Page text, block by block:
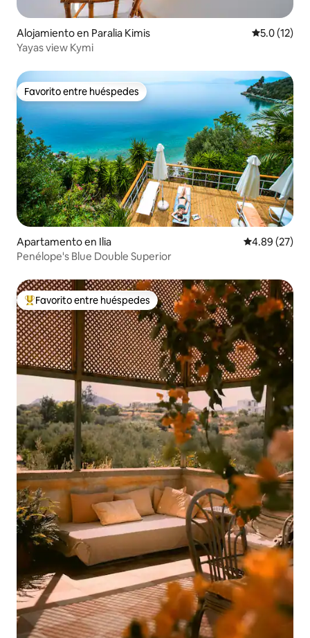
Alojamiento en Paralia Kimis Calificación
5.0 (12)
Yayas view Kymi
Favorito entre huéspedes
Favorito entre huéspedes
Apartamento en Ilia Calificación
4.89 (27)
Penélope's Blue Double Superior
Favorito entre huéspedes preferido
Favorito entre huéspedes